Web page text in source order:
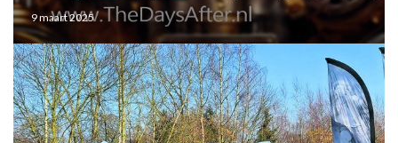
9 maart 2025